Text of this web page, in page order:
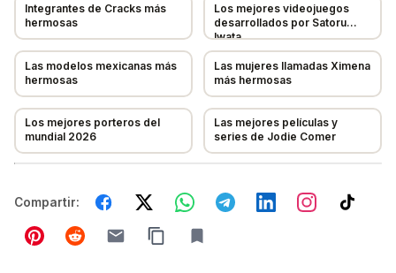
Integrantes de Cracks más
hermosas
Los mejores videojuegos
desarrollados por Satoru
Iwata
Las modelos mexicanas más
hermosas
Las mujeres llamadas Ximena
más hermosas
Los mejores porteros del
mundial 2026
Las mejores películas y
series de Jodie Comer
Compartir: